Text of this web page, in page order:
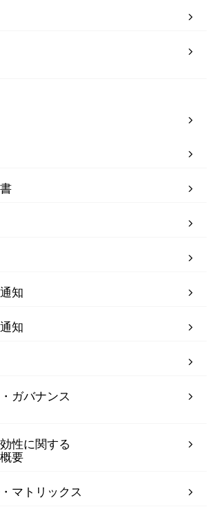
知
知
ガバナンス
性に関する
要
マトリックス